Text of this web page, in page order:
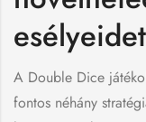
A Double Dice
fontos néhány